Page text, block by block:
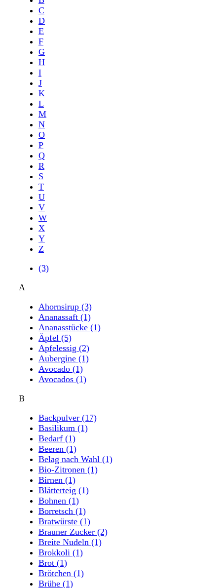
C
D
E
F
G
H
I
J
K
L
M
N
O
P
Q
R
S
T
U
V
W
X
Y
Z
(3)
A
Ahornsirup (3)
Ananassaft (1)
Ananasstücke (1)
Äpfel (5)
Apfelessig (2)
Aubergine (1)
Avocado (1)
Avocados (1)
B
Backpulver (17)
Basilikum (1)
Bedarf (1)
Beeren (1)
Belag nach Wahl (1)
Bio-Zitronen (1)
Birnen (1)
Blätterteig (1)
Bohnen (1)
Borretsch (1)
Bratwürste (1)
Brauner Zucker (2)
Breite Nudeln (1)
Brokkoli (1)
Brot (1)
Brötchen (1)
Brühe (1)